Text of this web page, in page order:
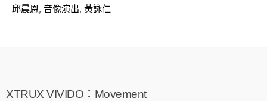
邱晨恩, 音像演出, 黃詠仁
XTRUX VIVIDO：Movement